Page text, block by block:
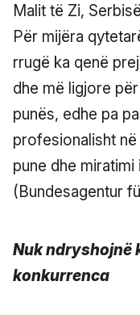
Malit të Zi,
Për mijëra
rrugë ka qenë
dhe më ligjore
punës, edhe pa
profesionalisht
pune dhe
(Bundesagentur
Nuk ndryshojnë
konkurrenca